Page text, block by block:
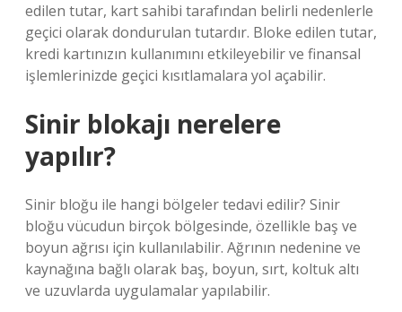
edilen tutar, kart sahibi tarafından belirli nedenlerle
geçici olarak dondurulan tutardır. Bloke edilen tutar,
kredi kartınızın kullanımını etkileyebilir ve finansal
işlemlerinizde geçici kısıtlamalara yol açabilir.
Sinir blokajı nerelere
yapılır?
Sinir bloğu ile hangi bölgeler tedavi edilir? Sinir
bloğu vücudun birçok bölgesinde, özellikle baş ve
boyun ağrısı için kullanılabilir. Ağrının nedenine ve
kaynağına bağlı olarak baş, boyun, sırt, koltuk altı
ve uzuvlarda uygulamalar yapılabilir.